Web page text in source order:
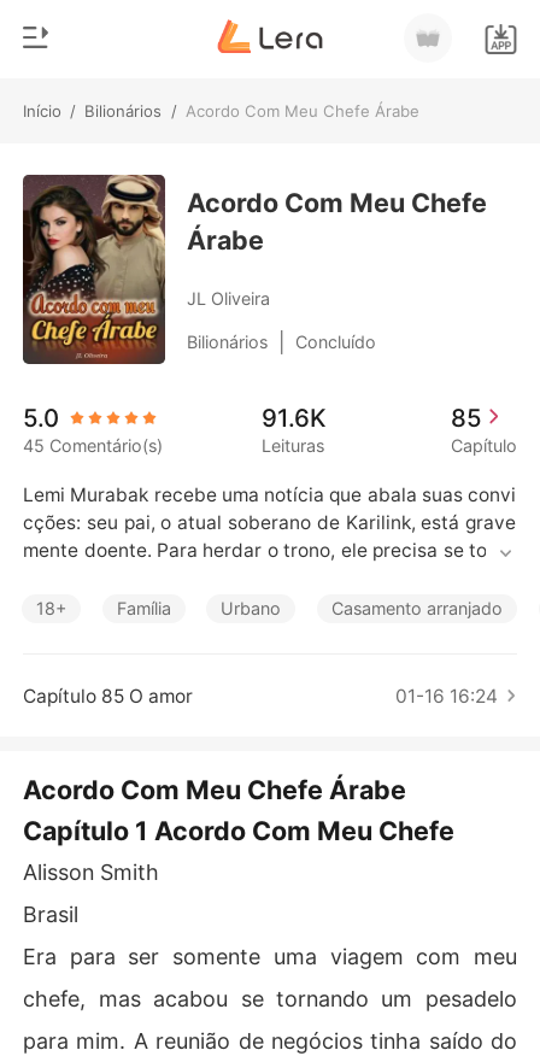
Início / Bilionários / Acordo Com Meu Chefe Árabe
Loja
Histórico
Sair
Baixar App
Gênero
Moderno
Lobisomem
Contos
Bilionários
Contos Curtos
Acordo Com Meu Chefe
Árabe
JL Oliveira
Bilionários Concluído
5.0
45 Comentário(s)
91.6K
Leituras
85
Capítulo
Lemi Murabak recebe uma notícia que abala suas convi
cções: seu pai, o atual soberano de Karilink, está grave
mente doente. Para herdar o trono, ele precisa se torna
mplica em uma exigência que Lemi jamais considerou: c
ara com um dilema ao conhecer sua misteriosa secretár
ia, Alisson Smith. Enigmática e escondendo segredos so
mbrios de seu passado, Alisson precisa manter-se em d
ndo uma ameaça de seu passado ressurge, ela se vê e
m perigo e desamparada.
Lemi toma uma decisão, ele propõe a Alisson um casam
m homem poderoso. O que começa como uma aliança c
18+ Família Urbano Casamento arranjado
Capítulo 85 O amor 01-16 16:24
Acordo Com Meu Chefe Árabe
Capítulo 1 Acordo Com Meu Chefe
Alisson Smith
Brasil
Era para ser somente uma viagem com meu
chefe, mas acabou se tornando um pesadelo
para mim. A reunião de negócios tinha saído do